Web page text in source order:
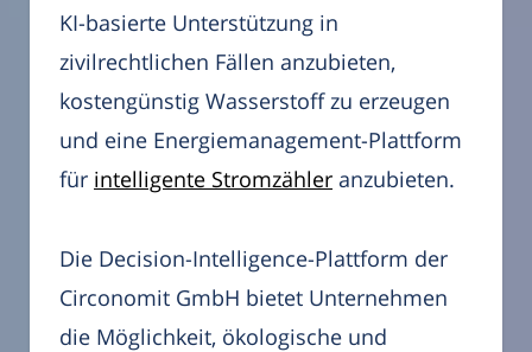
KI-basierte Unterstützung in
zivilrechtlichen Fällen anzubieten,
kostengünstig Wasserstoff zu erzeugen
und eine Energiemanagement-Plattform
für intelligente Stromzähler anzubieten.
Die Decision-Intelligence-Plattform der
Circonomit GmbH bietet Unternehmen
die Möglichkeit, ökologische und